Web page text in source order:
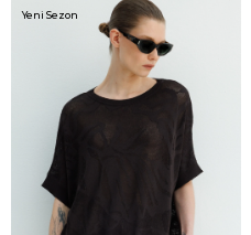
Yeni Sezon